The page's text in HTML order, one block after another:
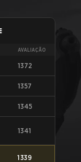
AVALIAÇÃO
1372
1357
1345
1341
1339